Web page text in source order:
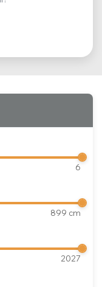
6
899 cm
2027